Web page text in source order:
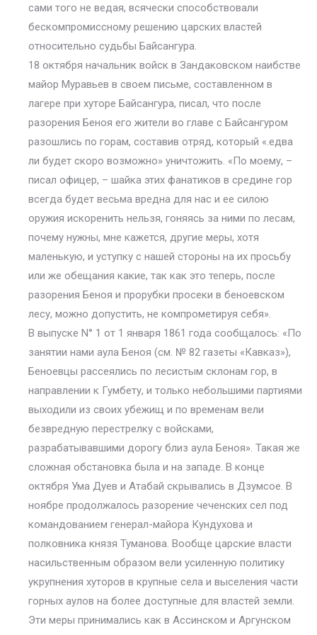
сами того не ведая, всячески способствовали
бескомпромиссному решению царских властей
относительно судьбы Байсангура.
18 октября начальник войск в Зандаковском наибстве
майор Муравьев в своем письме, составленном в
лагере при хуторе Байсангура, писал, что после
разорения Беноя его жители во главе с Байсангуром
разошлись по горам, составив отряд, который «.едва
ли будет скоро возможно» уничтожить. «По моему, –
писал офицер, – шайка этих фанатиков в средине гор
всегда будет весьма вредна для нас и ее силою
оружия искоренить нельзя, гоняясь за ними по лесам,
почему нужны, мне кажется, другие меры, хотя
маленькую, и уступку с нашей стороны на их просьбу
или же обещания какие, так как это теперь, после
разорения Беноя и прорубки просеки в беноевском
лесу, можно допустить, не компрометируя себя».
В выпуске N° 1 от 1 января 1861 года сообщалось: «По
занятии нами аула Беноя (см. № 82 газеты «Кавказ»),
Беноевцы рассеялись по лесистым склонам гор, в
направлении к Гумбету, и только небольшими партиями
выходили из своих убежищ и по временам вели
безвредную перестрелку с войсками,
разрабатывавшими дорогу близ аула Беноя». Такая же
сложная обстановка была и на западе. В конце
октября Ума Дуев и Атабай скрывались в Дзумсое. В
ноябре продолжалось разорение чеченских сел под
командованием генерал-майора Кундухова и
полковника князя Туманова. Вообще царские власти
насильственным образом вели усиленную политику
укрупнения хуторов в крупные села и выселения части
горных аулов на более доступные для властей земли.
Эти меры принимались как в Ассинском и Аргунском